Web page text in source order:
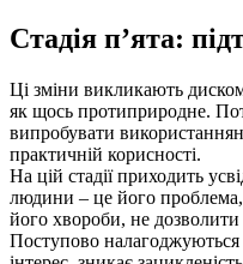
Стадія п’ята:
Ці зміни викликають
як щось протиприродне.
випробувати
практичній корисності.
На цій стадії приходить
людини – це його проблема,
його хвороби, не
Поступово налагоджуються